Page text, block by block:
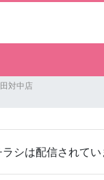
対中店
シは配信されてい